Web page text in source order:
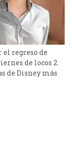
regreso de
de locos 2.
de Disney más
en la
haciendo de